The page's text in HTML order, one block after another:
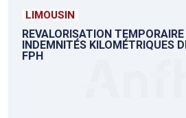
LIMOUSIN
REVALORISATION
INDEMNITÉS KILOMÉTRIQUES
FPH